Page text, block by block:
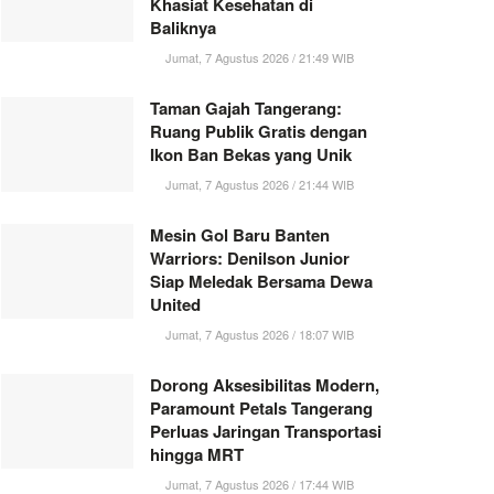
Baliknya
Jumat, 7 Agustus 2026 / 21:49 WIB
Taman Gajah Tangerang:
Ruang Publik Gratis dengan
Ikon Ban Bekas yang Unik
Jumat, 7 Agustus 2026 / 21:44 WIB
Mesin Gol Baru Banten
Warriors: Denilson Junior
Siap Meledak Bersama Dewa
United
Jumat, 7 Agustus 2026 / 18:07 WIB
Dorong Aksesibilitas Modern,
Paramount Petals Tangerang
Perluas Jaringan Transportasi
hingga MRT
Jumat, 7 Agustus 2026 / 17:44 WIB